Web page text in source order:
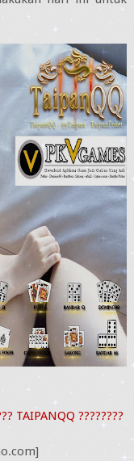
TAIPANQQ ????????